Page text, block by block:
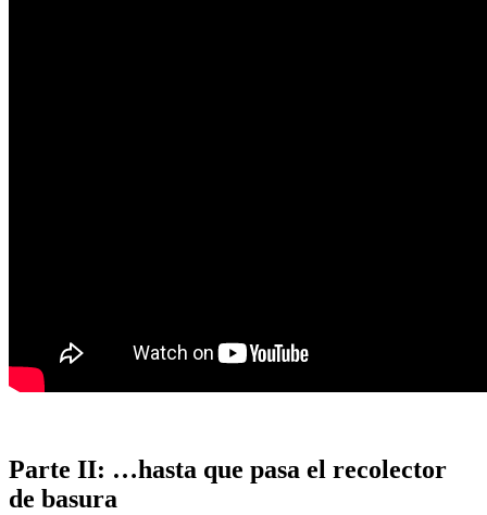
Parte II: …hasta que pasa el recolector
de basura